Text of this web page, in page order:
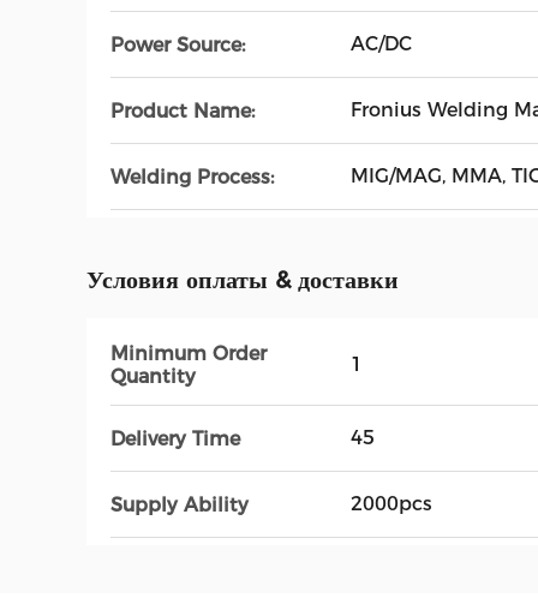
Power Source: AC/DC
Product Name: Fronius Welding
Welding Process: MIG/MAG, MMA,
Условия оплаты & доставки
Minimum Order
Quantity
1
Delivery Time 45
Supply Ability 2000pcs